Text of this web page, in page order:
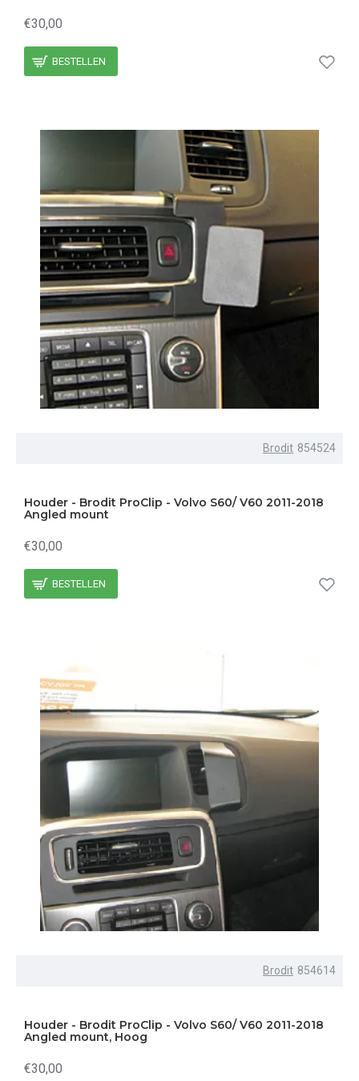
€30,00
BESTELLEN
Brodit 854524
Houder - Brodit ProClip - Volvo S60/ V60 2011-2018
Angled mount
€30,00
BESTELLEN
Brodit 854614
Houder - Brodit ProClip - Volvo S60/ V60 2011-2018
Angled mount, Hoog
€30,00